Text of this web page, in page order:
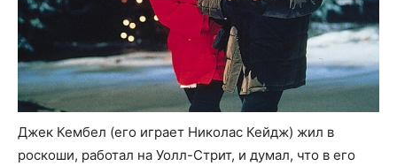
Джек Кембел (его играет Николас Кейдж) жил в
роскоши, работал на Уолл-Стрит, и думал, что в его